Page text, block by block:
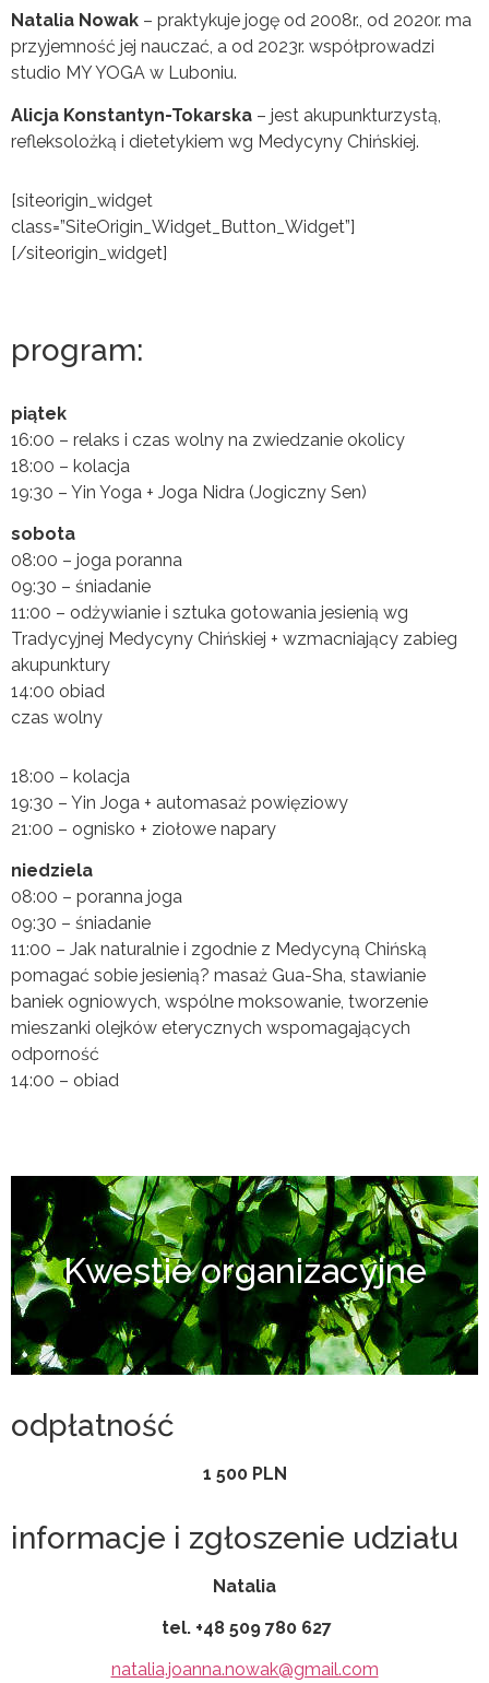
Natalia Nowak – praktykuje jogę od 2008r., od 2020r. ma
przyjemność jej nauczać, a od 2023r. współprowadzi
studio MY YOGA w Luboniu.
Alicja Konstantyn-Tokarska – jest akupunkturzystą,
refleksolożką i dietetykiem wg Medycyny Chińskiej.
[siteorigin_widget
class=”SiteOrigin_Widget_Button_Widget”]
[/siteorigin_widget]
program:
piątek
16:00 – relaks i czas wolny na zwiedzanie okolicy
18:00 – kolacja
19:30 – Yin Yoga + Joga Nidra (Jogiczny Sen)
sobota
08:00 – joga poranna
09:30 – śniadanie
11:00 – odżywianie i sztuka gotowania jesienią wg
Tradycyjnej Medycyny Chińskiej + wzmacniający zabieg
akupunktury
14:00 obiad
czas wolny
18:00 – kolacja
19:30 – Yin Joga + automasaż powięziowy
21:00 – ognisko + ziołowe napary
niedziela
08:00 – poranna joga
09:30 – śniadanie
11:00 – Jak naturalnie i zgodnie z Medycyną Chińską
pomagać sobie jesienią? masaż Gua-Sha, stawianie
baniek ogniowych, wspólne moksowanie, tworzenie
mieszanki olejków eterycznych wspomagających
odporność
14:00 – obiad
Kwestie organizacyjne
odpłatność
1 500 PLN
informacje i zgłoszenie udziału
Natalia
tel. +48 509 780 627
natalia.joanna.nowak@gmail.com